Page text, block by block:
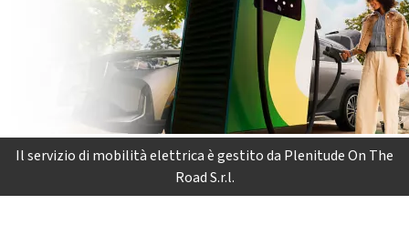
Il servizio di mobilità elettrica è gestito da Plenitude On The
Road S.r.l.